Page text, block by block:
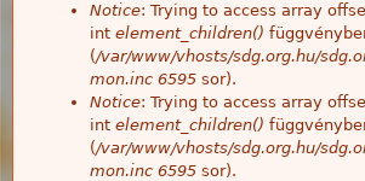
Notice: Trying to access array
int element_children()
(/var/www/vhosts/sdg.org.hu/
mon.inc 6595 sor).
Notice: Trying to access array
int element_children()
(/var/www/vhosts/sdg.org.hu/
mon.inc 6595 sor).